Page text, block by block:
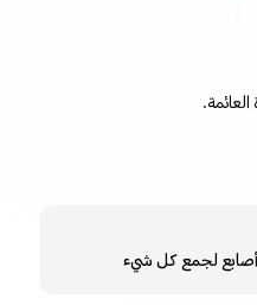
لجمع كل شيء